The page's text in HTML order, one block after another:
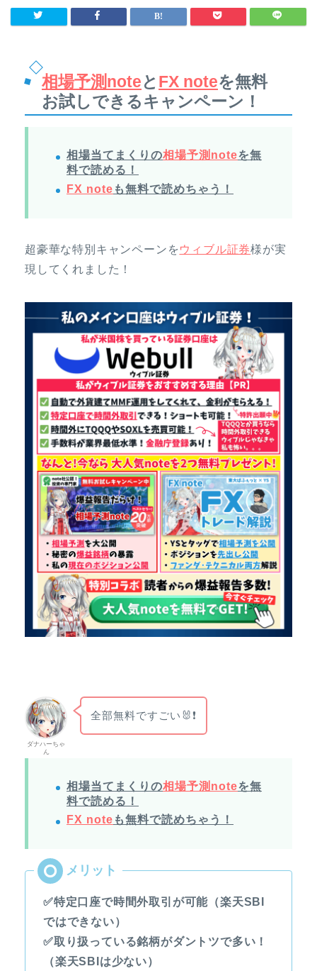
相場予測noteとFX noteを無料
お試しできるキャンペーン！
相場当てまくりの相場予測noteを無
料で読める！
FX note も無料で読めちゃう！
超豪華な特別キャンペーンを ウィブル証券様が実
現してくれました！
ダナハーちゃ
ん
全部無料ですごい🐰❗
相場当てまくりの相場予測noteを無
料で読める！
FX note も無料で読めちゃう！
✅特定口座で時間外取引が可能（楽天SBI
ではできない）
✅取り扱っている銘柄がダントツで多い！
（楽天SBIは少ない）